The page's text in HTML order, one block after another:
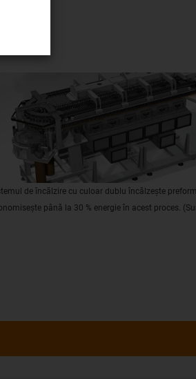
de încălzire cu culoar dublu încălzește
până la 30 % energie în acest proces.